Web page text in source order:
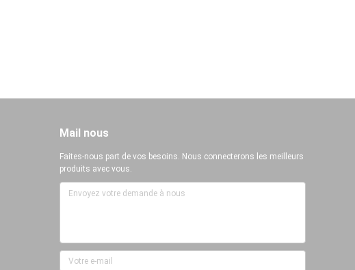
Mail nous
Faites-nous part de vos besoins. Nous connecterons les meilleurs
produits avec vous.